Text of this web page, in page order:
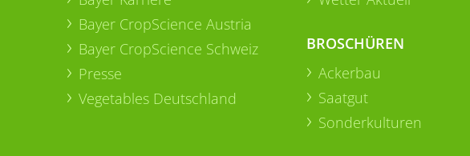
Bayer CropScience Austria
Bayer CropScience Schweiz
Presse
Vegetables Deutschland
BROSCHÜREN
Ackerbau
Saatgut
Sonderkulturen